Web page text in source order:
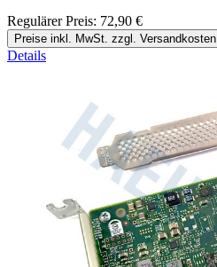
Regulärer Preis: 72,90 €
Preise inkl. MwSt. zzgl. Versandkosten
Details